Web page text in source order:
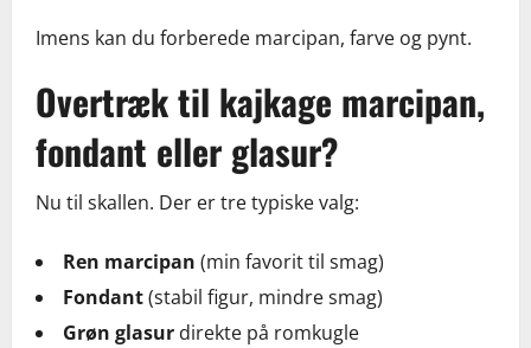
Imens kan du forberede marcipan, farve og pynt.
Overtræk til kajkage marcipan,
fondant eller glasur?
Nu til skallen. Der er tre typiske valg:
Ren marcipan (min favorit til smag)
Fondant(stabil figur, mindre smag)
Grøn glasur direkte på romkugle